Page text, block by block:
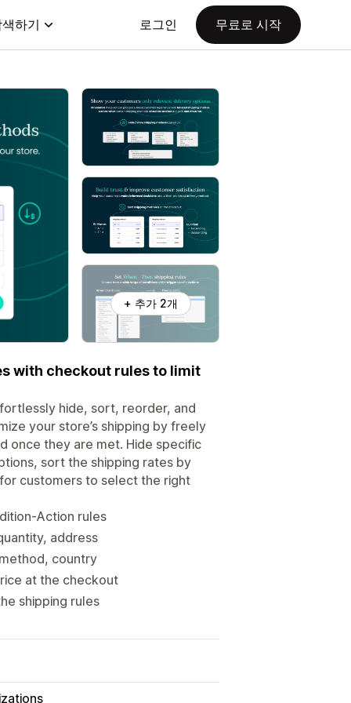
하기 로그인 무료로 시작
+ 추가 2개
with checkout rules to limit
hide, sort, reorder, and
your store’s shipping by freely
once they are met. Hide specific
sort the shipping rates by
customers to select the right
Action rules
address
country
at the checkout
shipping rules